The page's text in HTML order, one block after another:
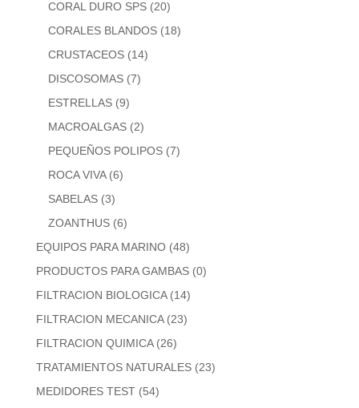
CORAL DURO SPS (20)
CORALES BLANDOS (18)
CRUSTACEOS (14)
DISCOSOMAS (7)
ESTRELLAS (9)
MACROALGAS (2)
PEQUEÑOS POLIPOS (7)
ROCA VIVA (6)
SABELAS (3)
ZOANTHUS (6)
EQUIPOS PARA MARINO (48)
PRODUCTOS PARA GAMBAS (0)
FILTRACION BIOLOGICA (14)
FILTRACION MECANICA (23)
FILTRACION QUIMICA (26)
TRATAMIENTOS NATURALES (23)
MEDIDORES TEST (54)